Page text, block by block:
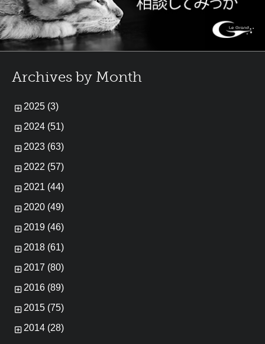
Archives by Month
2025 (3)
2024 (51)
2023 (63)
2022 (57)
2021 (44)
2020 (49)
2019 (46)
2018 (61)
2017 (80)
2016 (89)
2015 (75)
2014 (28)